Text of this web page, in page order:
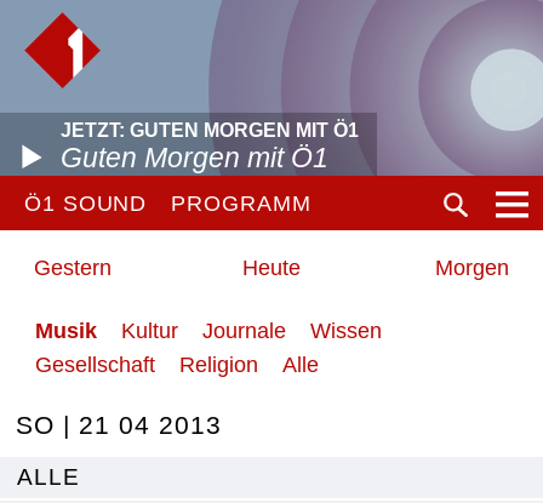
JETZT: GUTEN MORGEN MIT Ö1
Guten Morgen mit Ö1
Ö1 SOUND PROGRAMM
Gestern Heute Morgen
Musik Kultur Journale
Wissen
Gesellschaft
Religion Alle
SO | 21 04 2013
ALLE